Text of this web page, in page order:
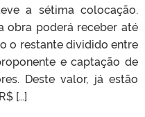
a sétima colocação.
obra poderá receber até
o restante dividido entre
e captação de
Deste valor, já estão
[…]